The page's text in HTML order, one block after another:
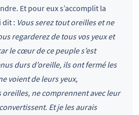
Et pour eux s’accomplit la
dit : Vous serez tout oreilles et ne
regarderez de tous vos yeux et
le cœur de ce peuple s’est
durs d’oreille, ils ont fermé les
voient de leurs yeux,
oreilles, ne comprennent avec leur
Et je les aurais